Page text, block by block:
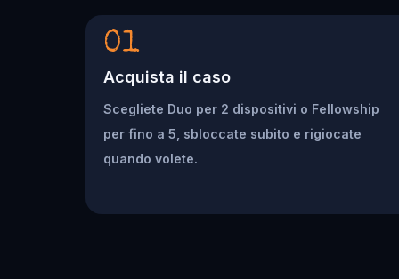
01
Acquista il caso
Scegliete Duo per 2 dispositivi o Fellowship
per fino a 5, sbloccate subito e rigiocate
quando volete.